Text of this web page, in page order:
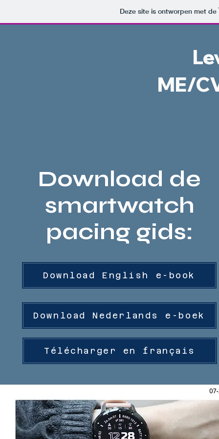
Deze site is ontworpen met de
ME/
Download de
smartwatch
pacing gids:
Download English e-book
Download Nederlands e-boek
Télécharger en français